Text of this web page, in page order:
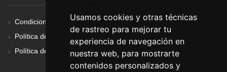
Usamos cookies y otras técnicas
de rastreo para mejorar tu
experiencia de navegación en
nuestra web, para mostrarte
contenidos personalizados y
Condiciones Generales
Política de Cookies
Política de Privacidad